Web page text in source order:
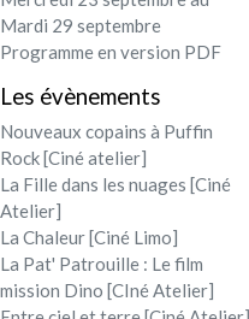
Mardi 29 septembre
Programme en version PDF
Les évènements
Nouveaux copains à Puffin
Rock [Ciné atelier]
La Fille dans les nuages [Ciné
Atelier]
La Chaleur [Ciné Limo]
La Pat' Patrouille : Le film
mission Dino [CIné Atelier]